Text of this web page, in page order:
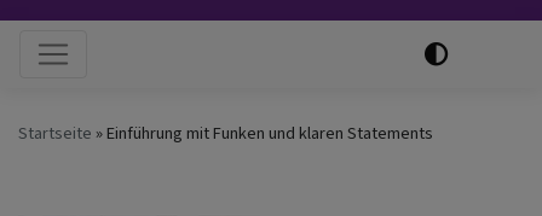
Hauptnavigation
Startseite Einführung mit Funken und klaren Statements